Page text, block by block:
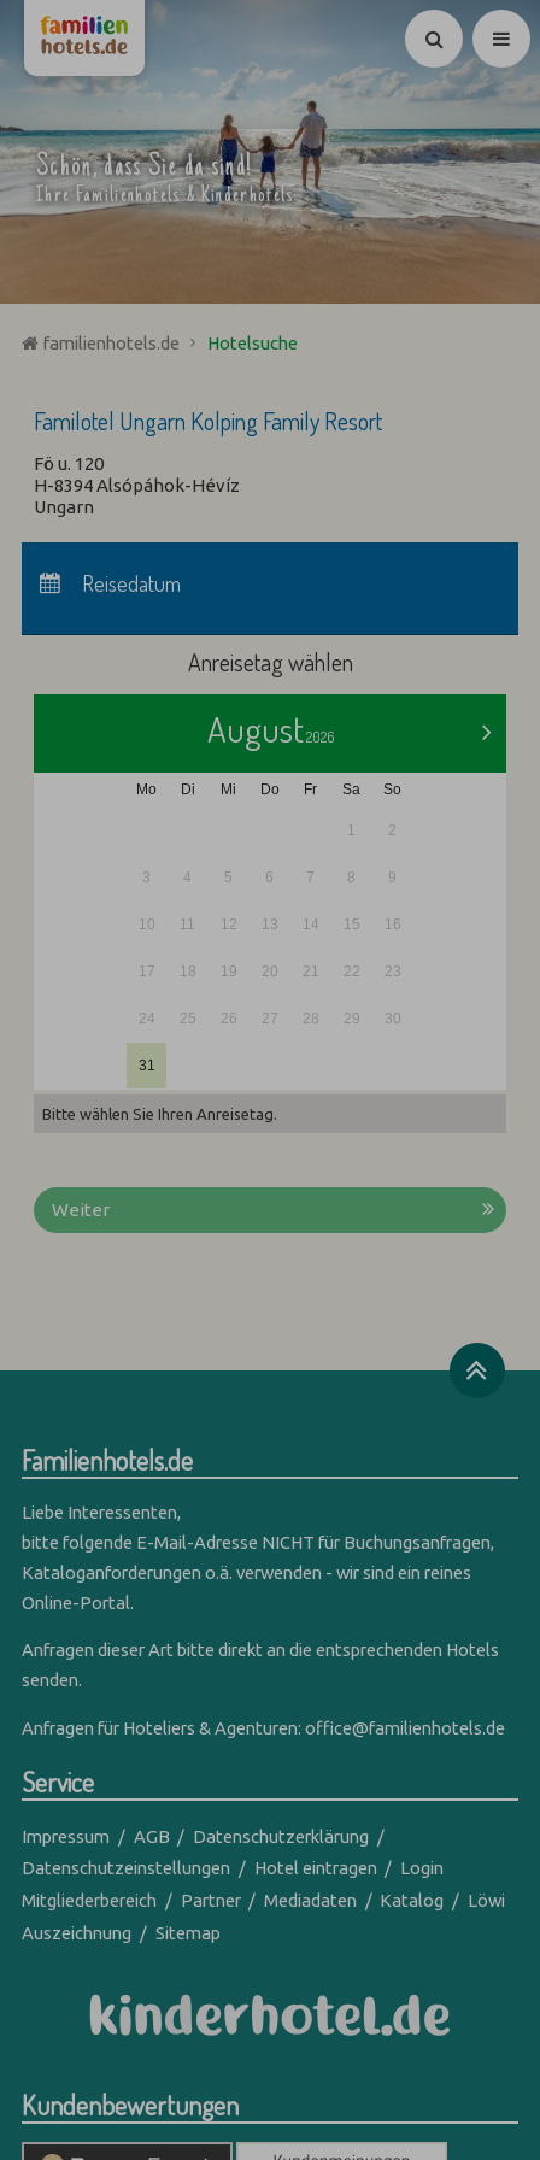
Suchen
Schön, dass Sie da sind!
Ihre Familienhotels & Kinderhotels
familienhotels.de Hotelsuche
Familotel Ungarn Kolping Family Resort
Fö u. 120
H-8394 Alsópáhok-Hévíz
Ungarn
Abreise:keine Auswahl
Reisedatum
Anreisetag wählen
>
August2026
Mo Di Mi Do Fr Sa So
1 2
3 4 5 6 7 8 9
10 11 12 13 14 15 16
17 18 19 20 21 22 23
24 25 26 27 28 29 30
31
Bitte wählen Sie Ihren Anreisetag.
Weiter
Familienhotels.de
Liebe Interessenten,
bitte folgende E-Mail-Adresse NICHT für Buchungsanfragen,
Kataloganforderungen o.ä. verwenden - wir sind ein reines
Online-Portal.
Anfragen dieser Art bitte direkt an die entsprechenden Hotels
senden.
Anfragen für Hoteliers & Agenturen:office@familienhotels.de
Service
Impressum AGB
Datenschutzerklärung
Datenschutzeinstellungen
Hotel eintragen
Login
Mitgliederbereich
Partner Mediadaten Katalog
Löwi
Auszeichnung
Sitemap
Kundenbewertungen